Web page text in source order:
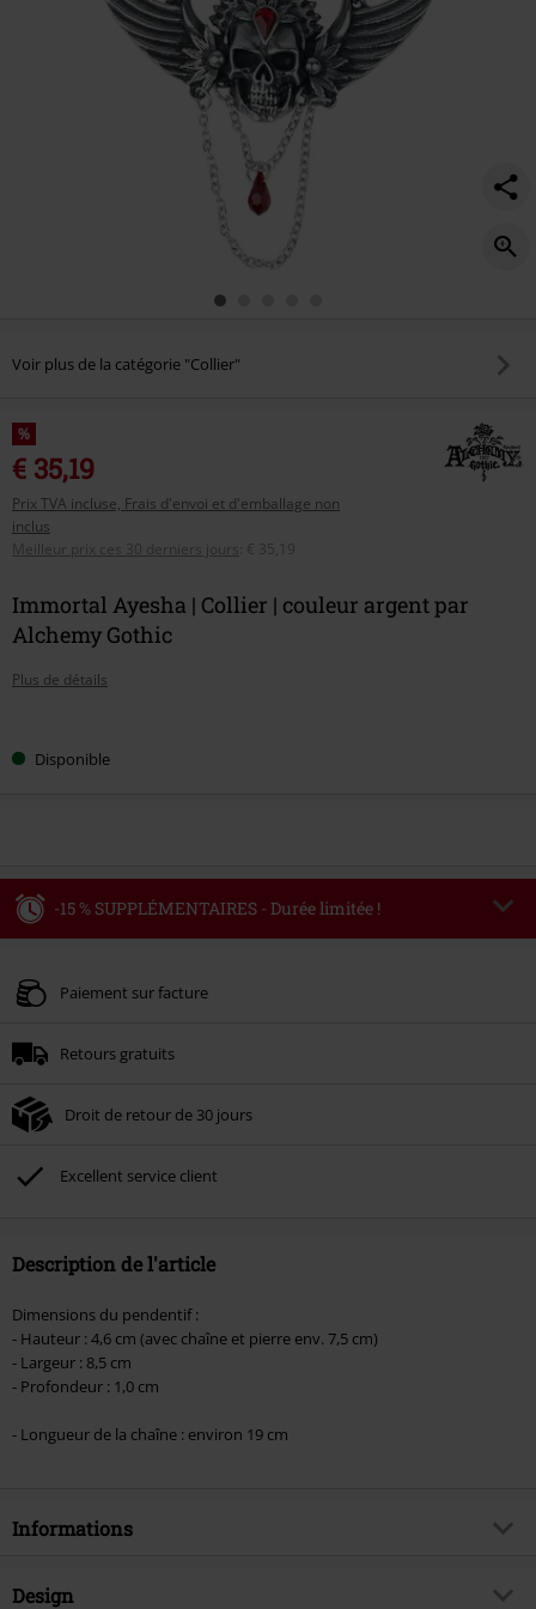
Voir plus de la catégorie "Collier"
%
€ 35,19
Prix TVA incluse, Frais d'envoi et d'emballage non
inclus
Meilleur prix ces 30 derniers jours
€ 35,19
Immortal Ayesha | Collier | couleur argent par
Alchemy Gothic
Plus de détails
votreDisponible
-15 % SUPPLÉMENTAIRES - Durée limitée !
Valable jusqu'au 09/08/2026
Une fois le code saisi, la réduction sera automatiquement déduite à la fin de
Non cumulable avec dautres promotions. Non valable sur : les livres, les
Broilers, Die Ärzte, Die Toten Hosen, Metality, les bons d'achat et les articles
incluant un don.
Paiement sur facture
Retours gratuits
Droit de retour de 30 jours
Excellent service client
Description de l'article
Dimensions du pendentif :
- Hauteur : 4,6 cm (avec chaîne et pierre env. 7,5 cm)
- Largeur : 8,5 cm
- Profondeur : 1,0 cm
- Longueur de la chaîne : environ 19 cm
Informations
Article n°.
Design